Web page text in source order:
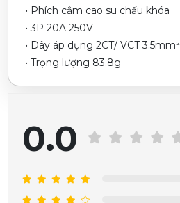
• Phích cắm cao su chấu khóa
• 3P 20A 250V
• Dây áp dụng 2CT/ VCT 3.5mm²
• Trọng lượng 83.8g
0.0